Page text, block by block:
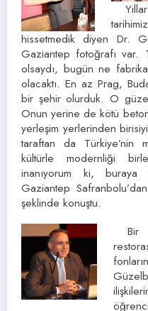
hissetmedik diyen Dr.
Gaziantep fotoğrafı var.
olsaydı, bugün ne
olacaktı. En az Prag,
bir şehir olurduk. O
Onun yerine de kötü
yerleşim yerlerinden
taraftan da
kültürle modernliği
inanıyorum ki,
Gaziantep
şeklinde konuştu.